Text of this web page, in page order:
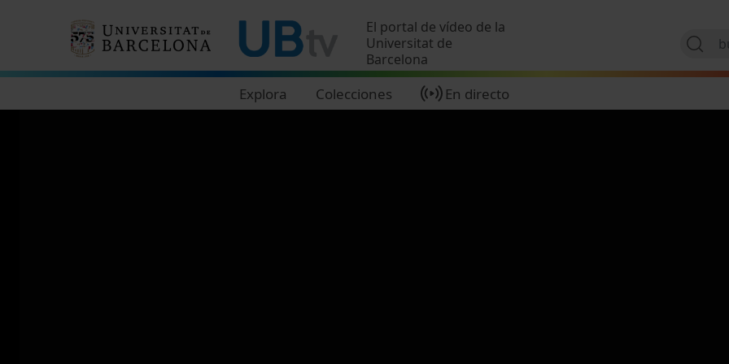
El portal de vídeo de la
Universitat de
Barcelona
Explora Colecciones En directo